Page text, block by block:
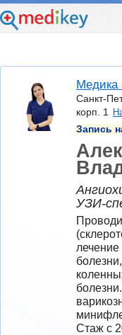
Медика
Санкт-
корп. 1
Запись
УЗИ-
Стаж с